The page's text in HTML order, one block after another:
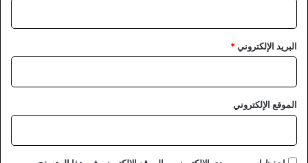
البريد الإلكتروني*
الموقع الإلكتروني